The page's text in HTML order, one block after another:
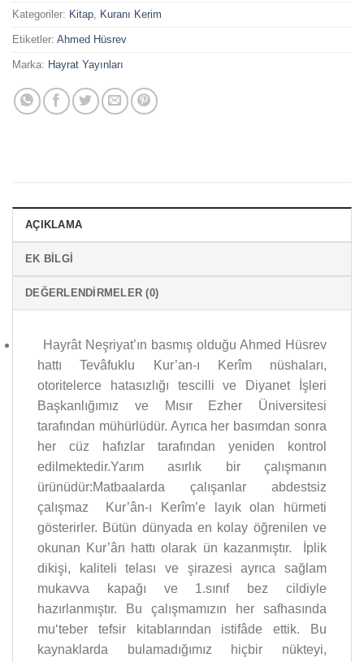
Kategoriler: Kitap, Kuranı Kerim
Etiketler: Ahmed Hüsrev
Marka: Hayrat Yayınları
AÇIKLAMA
EK BILGI
DEĞERLENDIRMELER (0)
Hayrât Neşriyat’ın basmış olduğu Ahmed Hüsrev
hattı Tevâfuklu Kur’an-ı Kerîm nüshaları,
otoritelerce hatasızlığı tescilli ve Diyanet İşleri
Başkanlığımız ve Mısır Ezher Üniversitesi
tarafından mühürlüdür. Ayrıca her basımdan sonra
her cüz hafızlar tarafından yeniden kontrol
edilmektedir.Yarım asırlık bir çalışmanın
ürünüdür:Matbaalarda çalışanlar abdestsiz
çalışmaz Kur’ân-ı Kerîm’e layık olan hürmeti
gösterirler. Bütün dünyada en kolay öğrenilen ve
okunan Kur’ân hattı olarak ün kazanmıştır. İplik
dikişi, kaliteli telası ve şirazesi ayrıca sağlam
mukavva kapağı ve 1.sınıf bez cildiyle
hazırlanmıştır. Bu çalışmamızın her safhasında
mu‘teber tefsir kitablarından istifâde ettik. Bu
kaynaklarda bulamadığımız hiçbir nükteyi,